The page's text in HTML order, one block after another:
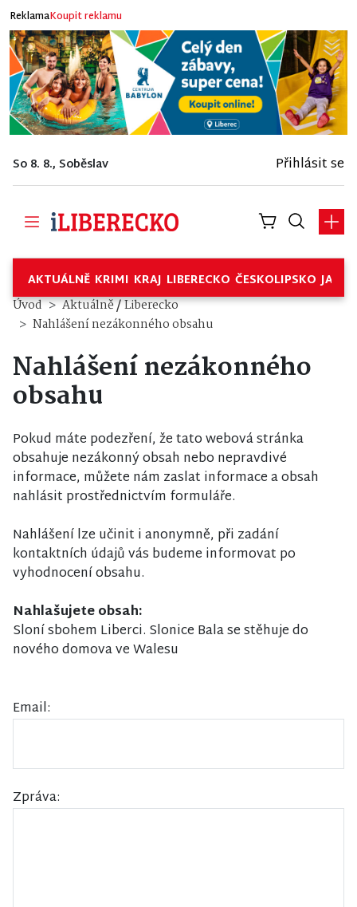
ReklamaKoupit reklamu
So 8. 8., Soběslav Přihlásit se
AKTUÁLNĚ KRIMI KRAJ LIBERECKO ČESKOLIPSKO
Úvod Aktuálně/Liberecko
Nahlášení nezákonného obsahu
Nahlášení nezákonného
obsahu
Pokud máte podezření, že tato webová stránka
obsahuje nezákonný obsah nebo nepravdivé
informace, můžete nám zaslat informace a obsah
nahlásit prostřednictvím formuláře.
Nahlášení lze učinit i anonymně, při zadání
kontaktních údajů vás budeme informovat po
vyhodnocení obsahu.
Nahlašujete obsah:
Sloní sbohem Liberci. Slonice Bala se stěhuje do
nového domova ve Walesu
Email:
Zpráva: